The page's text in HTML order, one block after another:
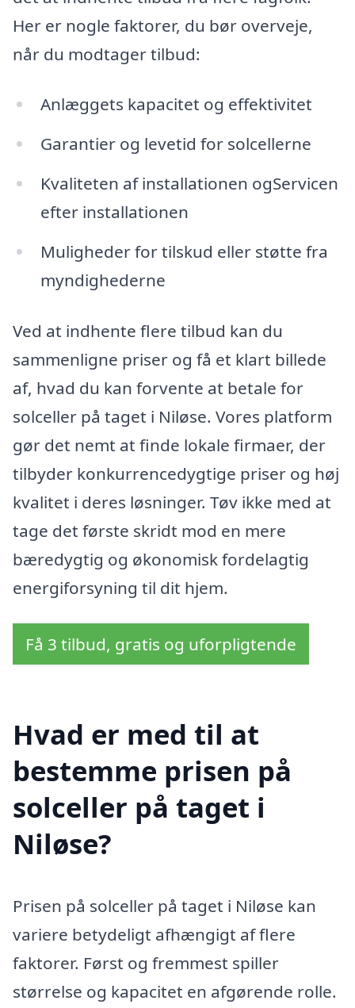
Her er nogle faktorer, du bør overveje,
når du modtager tilbud:
Anlæggets kapacitet og effektivitet
Garantier og levetid for solcellerne
Kvaliteten af installationen ogServicen
efter installationen
Muligheder for tilskud eller støtte fra
myndighederne
Ved at indhente flere tilbud kan du
sammenligne priser og få et klart billede
af, hvad du kan forvente at betale for
solceller på taget i Niløse. Vores platform
gør det nemt at finde lokale firmaer, der
tilbyder konkurrencedygtige priser og høj
kvalitet i deres løsninger. Tøv ikke med at
tage det første skridt mod en mere
bæredygtig og økonomisk fordelagtig
energiforsyning til dit hjem.
Få 3 tilbud, gratis og uforpligtende
Hvad er med til at
bestemme prisen på
solceller på taget i
Niløse?
Prisen på solceller på taget i Niløse kan
variere betydeligt afhængigt af flere
faktorer. Først og fremmest spiller
størrelse og kapacitet en afgørende rolle.